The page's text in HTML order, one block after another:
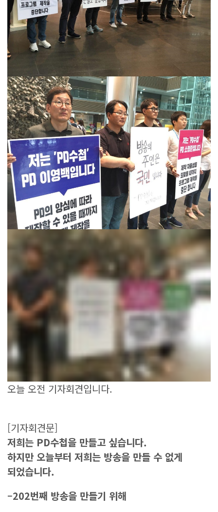
오늘 오전 기자회견입니다.
[기자회견문]
저희는 PD수첩을 만들고 싶습니다.
하지만 오늘부터 저희는 방송을 만들 수 없게
되었습니다.
–202번째 방송을 만들기 위해